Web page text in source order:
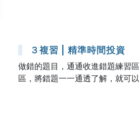
３複習 | 精準時間投資
做錯的題目，通通收進錯題練習
區，將錯題一一通透了解，就可